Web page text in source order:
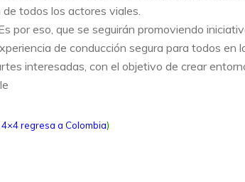
todos los actores viales.
por eso, que se seguirán promoviendo
de conducción segura para todos en
interesadas, con el objetivo de crear
regresa a Colombia)